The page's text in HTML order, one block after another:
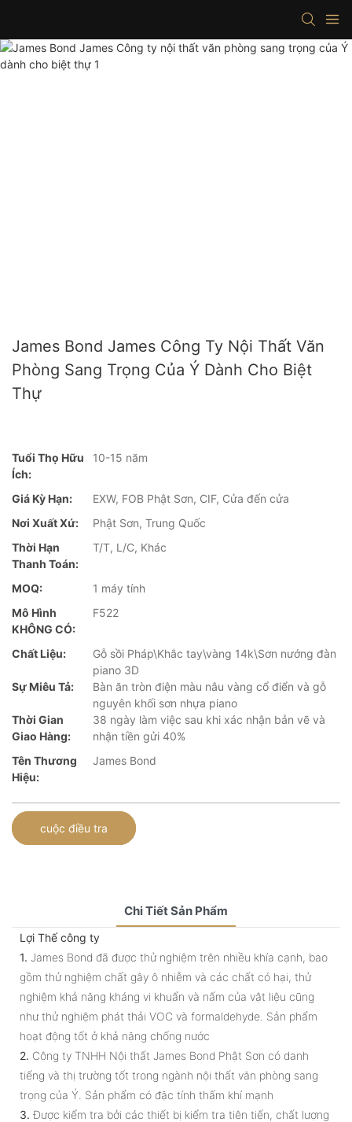
James Bond James Công Ty Nội Thất Văn
Phòng Sang Trọng Của Ý Dành Cho Biệt
Thự
Tuổi Thọ Hữu
Ích:
10-15 năm
Giá Kỳ Hạn:
EXW, FOB Phật Sơn, CIF, Cửa đến cửa
Nơi Xuất Xứ:
Phật Sơn, Trung Quốc
Thời Hạn
Thanh Toán:
T/T, L/C, Khác
MOQ:
1 máy tính
Mô Hình
KHÔNG CÓ:
F522
Chất Liệu:
Gỗ sồi Pháp\Khắc tay\vàng 14k\Sơn nướng đàn
piano 3D
Sự Miêu Tả:
Bàn ăn tròn điện màu nâu vàng cổ điển và gỗ
nguyên khối sơn nhựa piano
Thời Gian
Giao Hàng:
38 ngày làm việc sau khi xác nhận bản vẽ và
nhận tiền gửi 40%
Tên Thương
Hiệu:
James Bond
cuộc điều tra
Chi Tiết Sản Phẩm
Lợi Thế công ty
1. James Bond đã được thử nghiệm trên nhiều khía cạnh, bao
gồm thử nghiệm chất gây ô nhiễm và các chất có hại, thử
nghiệm khả năng kháng vi khuẩn và nấm của vật liệu cũng
như thử nghiệm phát thải VOC và formaldehyde. Sản phẩm
hoạt động tốt ở khả năng chống nước
2. Công ty TNHH Nội thất James Bond Phật Sơn có danh
tiếng và thị trường tốt trong ngành nội thất văn phòng sang
trọng của Ý. Sản phẩm có đặc tính thấm khí mạnh
3. Được kiểm tra bởi các thiết bị kiểm tra tiên tiến, chất lượng